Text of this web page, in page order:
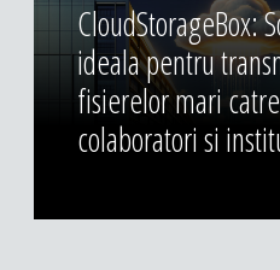
CloudStorageBox:
ideala pentru
fisierelor mari catre
colaboratori si